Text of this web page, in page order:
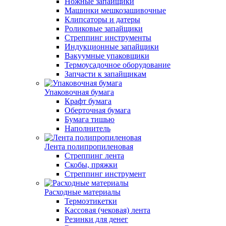
Машинки мешкозашивочные
Клипсаторы и датеры
Роликовые запайщики
Стреппинг инструменты
Индукционные запайщики
Вакуумные упаковщики
Термоусадочное оборудование
Запчасти к запайщикам
Упаковочная бумага
Крафт бумага
Оберточная бумага
Бумага тишью
Наполнитель
Лента полипропиленовая
Стреппинг лента
Скобы, пряжки
Стреппинг инструмент
Расходные материалы
Термоэтикетки
Кассовая (чековая) лента
Резинки для денег